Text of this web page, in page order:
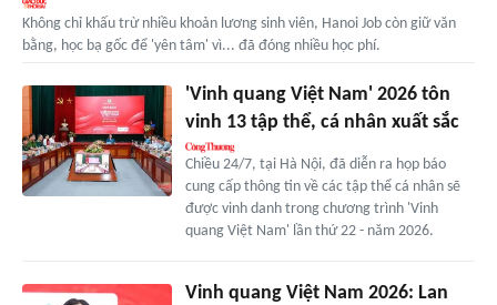
Không chỉ khấu trừ nhiều khoản lương sinh viên, Hanoi Job còn giữ văn
bằng, học bạ gốc để 'yên tâm' vì... đã đóng nhiều học phí.
'Vinh quang Việt Nam' 2026 tôn
vinh 13 tập thể, cá nhân xuất sắc
Chiều 24/7, tại Hà Nội, đã diễn ra họp báo
cung cấp thông tin về các tập thể cá nhân sẽ
được vinh danh trong chương trình 'Vinh
quang Việt Nam' lần thứ 22 - năm 2026.
Vinh quang Việt Nam 2026: Lan